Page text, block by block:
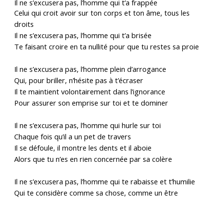
Il ne s’excusera pas, l’homme qui t’a frappée
Celui qui croit avoir sur ton corps et ton âme, tous les
droits
Il ne s’excusera pas, l’homme qui t’a brisée
Te faisant croire en ta nullité pour que tu restes sa proie
Il ne s’excusera pas, l’homme plein d’arrogance
Qui, pour briller, n’hésite pas à t’écraser
Il te maintient volontairement dans l’ignorance
Pour assurer son emprise sur toi et te dominer
Il ne s’excusera pas, l’homme qui hurle sur toi
Chaque fois qu’il a un pet de travers
Il se défoule, il montre les dents et il aboie
Alors que tu n’es en rien concernée par sa colère
Il ne s’excusera pas, l’homme qui te rabaisse et t’humilie
Qui te considère comme sa chose, comme un être